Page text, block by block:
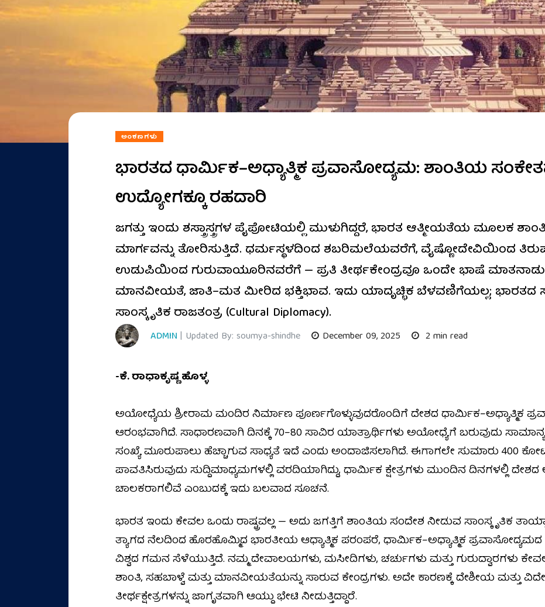
ಅಂಕಣಗಳು
ಭಾರತದ ಧಾರ್ಮಿಕ–ಅಧ್ಯಾತ್ಮಿಕ ಪ್ರವಾಸೋದ್ಯಮ: ಶಾಂತಿಯ
ಉದ್ಯೋಗಕ್ಕೂ ರಹದಾರಿ
ಜಗತ್ತು ಇಂದು ಶಸ್ತ್ರಾಸ್ತ್ರಗಳ ಪೈಪೋಟಿಯಲ್ಲಿ ಮುಳುಗಿದ್ದರೆ, ಭಾರತ ಆತ್ಮೀಯತೆಯ ಮೂಲಕ
ಮಾರ್ಗವನ್ನು ತೋರಿಸುತ್ತಿದೆ. ಧರ್ಮಸ್ಥಳದಿಂದ ಶಬರಿಮಲೆಯವರೆಗೆ, ವೈಷ್ಣೋದೇವಿಯಿಂದ
ಉಡುಪಿಯಿಂದ ಗುರುವಾಯೂರಿನವರೆಗೆ — ಪ್ರತಿ ತೀರ್ಥಕೇಂದ್ರವೂ ಒಂದೇ ಭಾಷೆ
ಮಾನವೀಯತೆ, ಜಾತಿ–ಮತ ಮೀರಿದ ಭಕ್ತಿಭಾವ. ಇದು ಯಾದೃಚ್ಛಿಕ ಬೆಳವಣಿಗೆಯಲ್ಲ; ಭಾರತದ
ಸಾಂಸ್ಕೃತಿಕ ರಾಜತಂತ್ರ (Cultural Diplomacy).
ADMIN | Updated By: soumya-shindhe December 09, 2025 2 min read
-ಕೆ. ರಾಧಾಕೃಷ್ಣ ಹೊಳ್ಳ
ಅಯೋಧ್ಯೆಯ ಶ್ರೀರಾಮ ಮಂದಿರ ನಿರ್ಮಾಣ ಪೂರ್ಣಗೊಳ್ಳುವುದರೊಂದಿಗೆ ದೇಶದ ಧಾರ್ಮಿಕ–ಅಧ್ಯಾತ್ಮಿಕ
ಆರಂಭವಾಗಿದೆ. ಸಾಧಾರಣವಾಗಿ ದಿನಕ್ಕೆ 70–80 ಸಾವಿರ ಯಾತ್ರಾರ್ಥಿಗಳು ಅಯೋಧ್ಯೆಗೆ ಬರುವುದು
ಸಂಖ್ಯೆ ಮೂರುಪಾಲು ಹೆಚ್ಚಾಗುವ ಸಾಧ್ಯತೆ ಇದೆ ಎಂದು ಅಂದಾಜಿಸಲಾಗಿದೆ. ಈಗಾಗಲೇ ಸುಮಾರು 400
ಪಾವತಿಸಿರುವುದು ಸುದ್ದಿಮಾಧ್ಯಮಗಳಲ್ಲಿ ವರದಿಯಾಗಿದ್ದು, ಧಾರ್ಮಿಕ ಕ್ಷೇತ್ರಗಳು ಮುಂದಿನ ದಿನಗಳಲ್ಲಿ
ಚಾಲಕರಾಗಲಿವೆ ಎಂಬುದಕ್ಕೆ ಇದು ಬಲವಾದ ಸೂಚನೆ.
ಭಾರತ ಇಂದು ಕೇವಲ ಒಂದು ರಾಷ್ಟ್ರವಲ್ಲ — ಅದು ಜಗತ್ತಿಗೆ ಶಾಂತಿಯ ಸಂದೇಶ ನೀಡುವ ಸಾಂಸ್ಕೃತಿಕ
ತ್ಯಾಗದ ನೆಲದಿಂದ ಹೊರಹೊಮ್ಮಿದ ಭಾರತೀಯ ಆಧ್ಯಾತ್ಮಿಕ ಪರಂಪರೆ, ಧಾರ್ಮಿಕ–ಅಧ್ಯಾತ್ಮಿಕ ಪ್ರವಾಸೋದ್ಯಮದ
ವಿಶ್ವದ ಗಮನ ಸೆಳೆಯುತ್ತಿದೆ. ನಮ್ಮ ದೇವಾಲಯಗಳು, ಮಸೀದಿಗಳು, ಚರ್ಚುಗಳು ಮತ್ತು ಗುರುದ್ವಾರಗಳು
ಶಾಂತಿ, ಸಹಬಾಳ್ವೆ ಮತ್ತು ಮಾನವೀಯತೆಯನ್ನು ಸಾರುವ ಕೇಂದ್ರಗಳು. ಅದೇ ಕಾರಣಕ್ಕೆ ದೇಶೀಯ ಮತ್ತು
ತೀರ್ಥಕ್ಷೇತ್ರಗಳನ್ನು ಜಾಗೃತವಾಗಿ ಆಯ್ದು ಭೇಟಿ ನೀಡುತ್ತಿದ್ದಾರೆ.